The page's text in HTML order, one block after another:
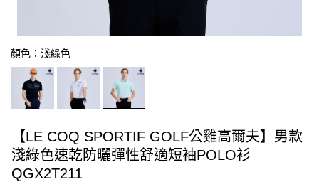
顏色：淺綠色
【LE COQ SPORTIF GOLF公雞高爾夫】男款
淺綠色速乾防曬彈性舒適短袖POLO衫
QGX2T211